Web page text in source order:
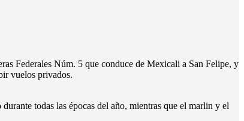
Federales Núm. 5 que conduce de Mexicali a San Felipe, y
vuelos privados.
todas las épocas del año, mientras que el marlin y el